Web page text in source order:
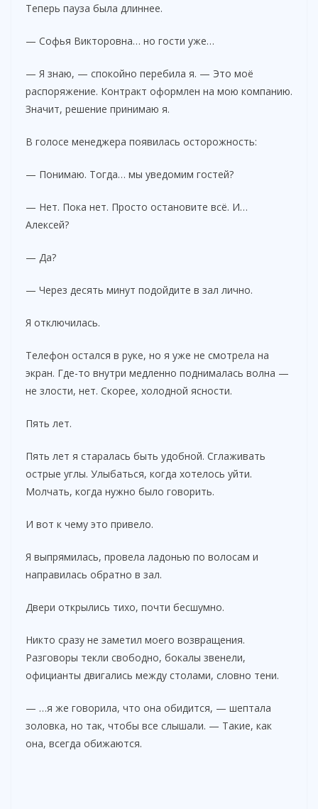
Теперь пауза была длиннее.
— Софья Викторовна… но гости уже…
— Я знаю, — спокойно перебила я. — Это моё
распоряжение. Контракт оформлен на мою компанию.
Значит, решение принимаю я.
В голосе менеджера появилась осторожность:
— Понимаю. Тогда… мы уведомим гостей?
— Нет. Пока нет. Просто остановите всё. И…
Алексей?
— Да?
— Через десять минут подойдите в зал лично.
Я отключилась.
Телефон остался в руке, но я уже не смотрела на
экран. Где-то внутри медленно поднималась волна —
не злости, нет. Скорее, холодной ясности.
Пять лет.
Пять лет я старалась быть удобной. Сглаживать
острые углы. Улыбаться, когда хотелось уйти.
Молчать, когда нужно было говорить.
И вот к чему это привело.
Я выпрямилась, провела ладонью по волосам и
направилась обратно в зал.
Двери открылись тихо, почти бесшумно.
Никто сразу не заметил моего возвращения.
Разговоры текли свободно, бокалы звенели,
официанты двигались между столами, словно тени.
— …я же говорила, что она обидится, — шептала
золовка, но так, чтобы все слышали. — Такие, как
она, всегда обижаются.